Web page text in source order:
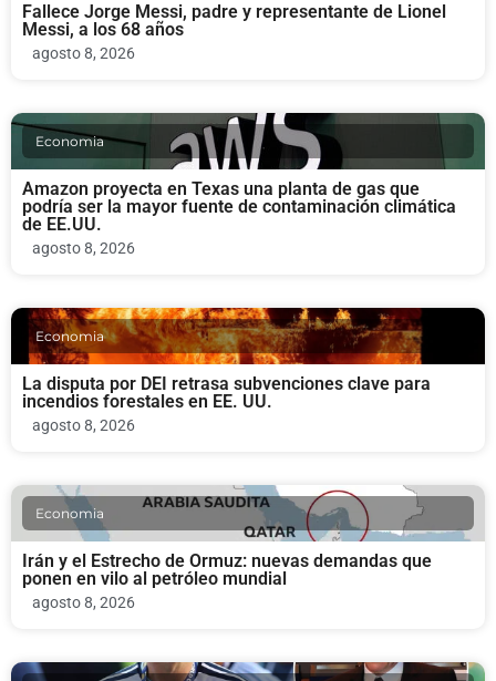
Fallece Jorge Messi, padre y representante de Lionel
Messi, a los 68 años
agosto 8, 2026
Economia
Amazon proyecta en Texas una planta de gas que
podría ser la mayor fuente de contaminación climática
de EE.UU.
agosto 8, 2026
Economia
La disputa por DEI retrasa subvenciones clave para
incendios forestales en EE. UU.
agosto 8, 2026
Economia
Irán y el Estrecho de Ormuz: nuevas demandas que
ponen en vilo al petróleo mundial
agosto 8, 2026